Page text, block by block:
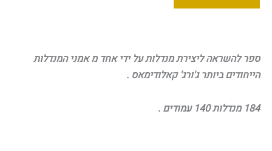
ספר להשראה ליצירת מנדלות על ידי אחד מ אמני המנדלות
הייחודים ביותר ג'ורג' קאלודימאס .
184 מנדלות 140 עמודים .